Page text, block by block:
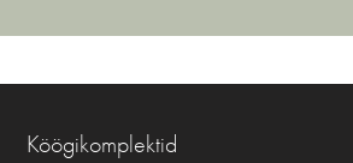
Köögikomplektid